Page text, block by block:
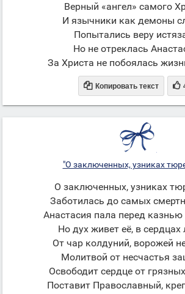
Верный «ангел» самого
И язычники как демоны
Попытались веру
Но не отреклась
За Христа не побоялась
 Копировать текст 
"О заключенных, узниках
О заключенных, узниках
Заботилась до самых
Анастасия пала перед казнью
Но дух живет её, в
От чар колдуний, ворожей
Молитвой от несчастья
Освободит сердце от
Поставит Православный,